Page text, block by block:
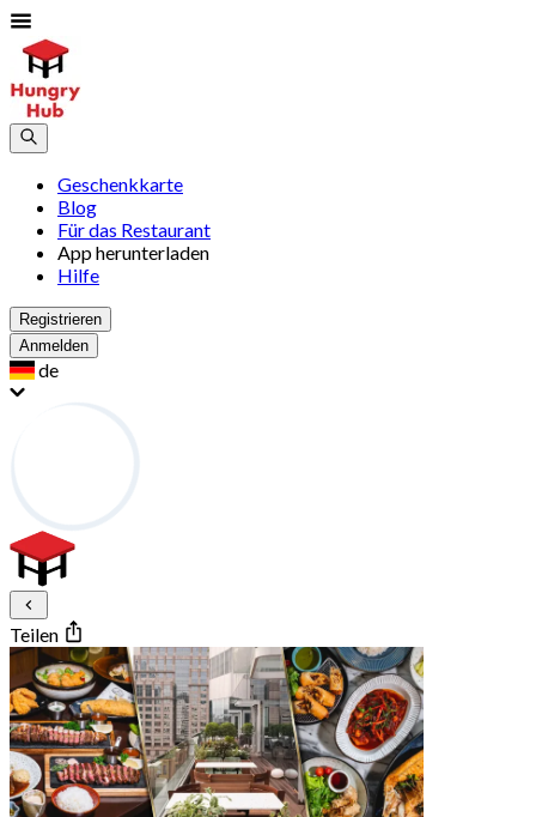
Geschenkkarte
Blog
Für das Restaurant
App herunterladen
Hilfe
Registrieren
Anmelden
de
Teilen